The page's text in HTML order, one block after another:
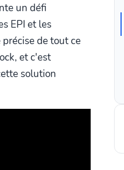
un défi
EPI et les
de tout ce
et c'est
solution